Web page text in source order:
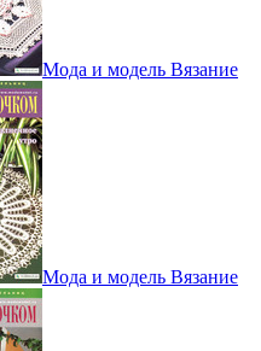
Мода и модель Вязание
Мода и модель Вязание